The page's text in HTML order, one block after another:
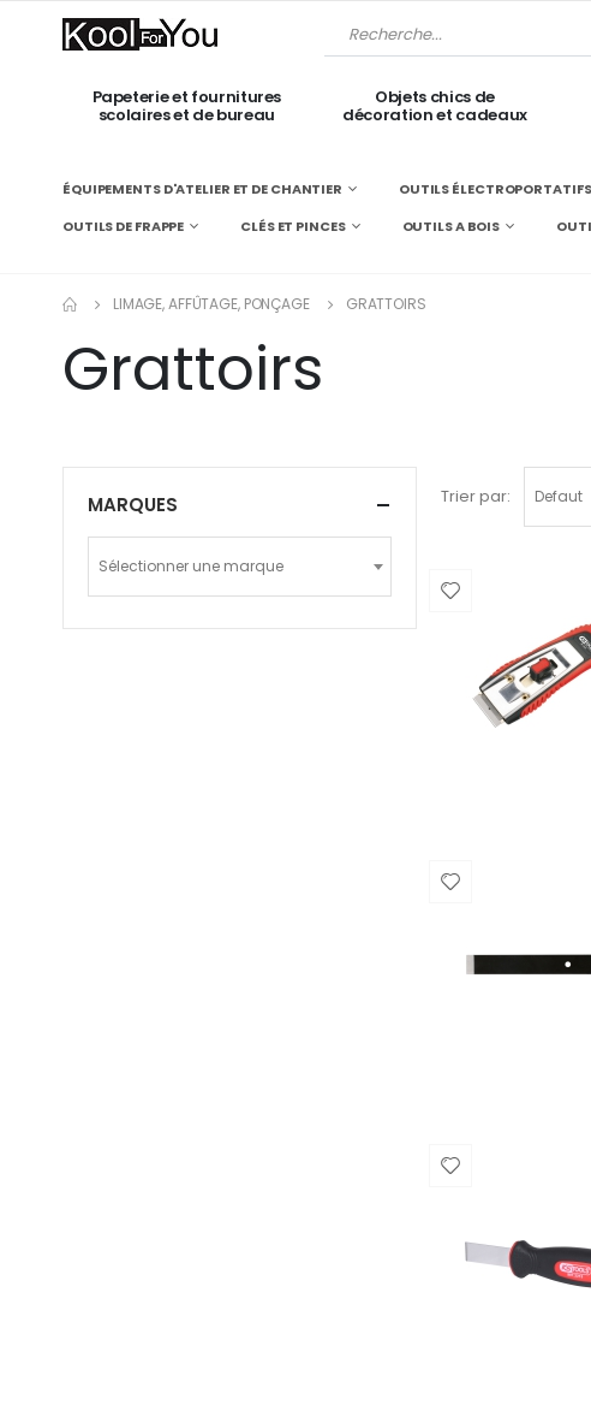
Papeterie et fournitures
scolaires et de bureau
Objets chics de
décoration et cadeaux
ÉQUIPEMENTS D'ATELIER ET DE CHANTIER OUTILS
OUTILS DE FRAPPE
CLÉS ET PINCES OUTILS A BOIS
LIMAGE, AFFÛTAGE, PONÇAGE GRATTOIRS
Grattoirs
Trier par: Defaut
MARQUES
Sélectionner une marque